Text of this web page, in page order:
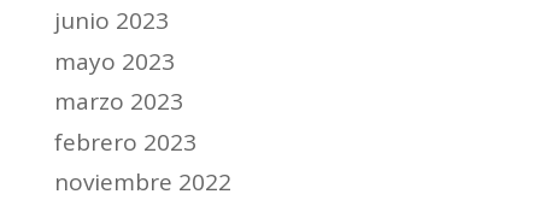
junio 2023
mayo 2023
marzo 2023
febrero 2023
noviembre 2022